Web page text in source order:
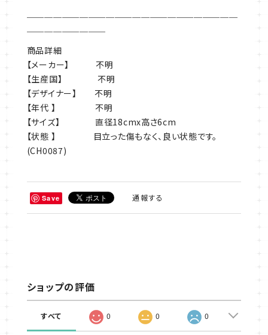
￣￣￣￣￣￣￣￣￣￣￣￣￣￣￣￣￣￣￣￣￣￣￣￣
￣￣￣￣￣￣￣￣￣
商品詳細
【メーカー】 不明
【生産国】 不明
【デザイナー】 不明
【年代 】 不明
【サイズ】 直径18cmx高さ6cm
【状態 】 目立った傷もなく、良い状態です。
(CH0087)
Save 通報する
ショップの評価
すべて 0 0 0